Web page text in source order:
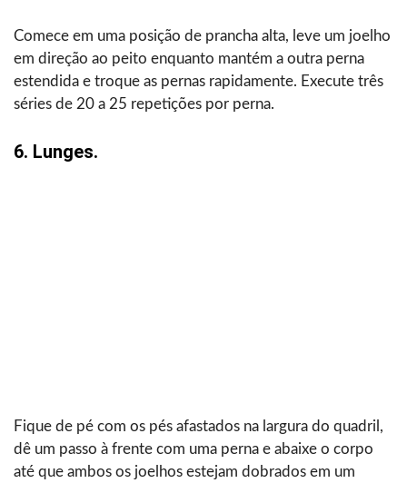
Comece em uma posição de prancha alta, leve um joelho
em direção ao peito enquanto mantém a outra perna
estendida e troque as pernas rapidamente. Execute três
séries de 20 a 25 repetições por perna.
6. Lunges.
Fique de pé com os pés afastados na largura do quadril,
dê um passo à frente com uma perna e abaixe o corpo
até que ambos os joelhos estejam dobrados em um